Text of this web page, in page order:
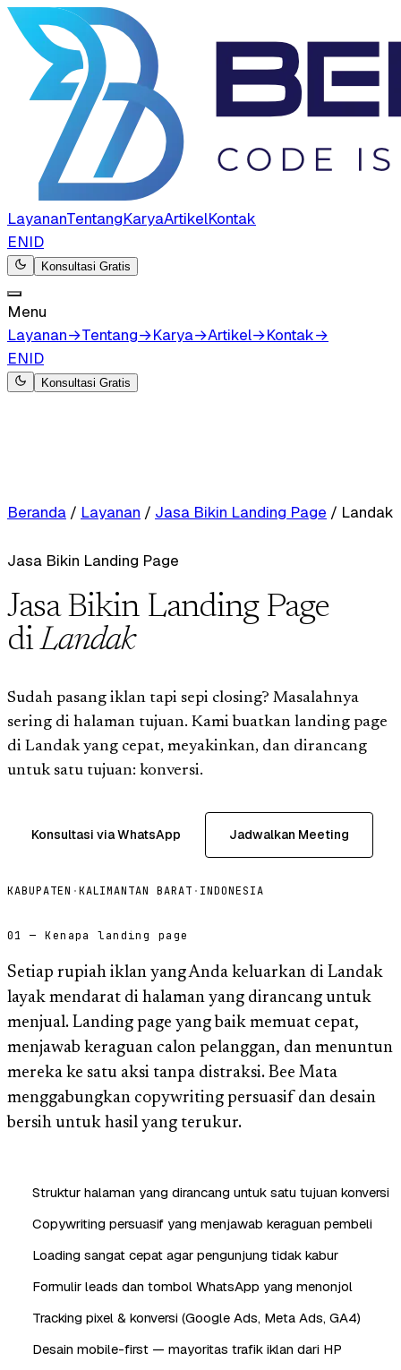
LayananTentangKaryaArtikelKontak
ENID
Konsultasi Gratis
Menu
Layanan→Tentang→Karya→Artikel→Kontak→
ENID
Konsultasi Gratis
Beranda / Layanan / Jasa Bikin Landing Page / Landak
Jasa Bikin Landing Page
Jasa Bikin Landing Page
diLandak
Sudah pasang iklan tapi sepi closing? Masalahnya
sering di halaman tujuan. Kami buatkan landing page
di Landak yang cepat, meyakinkan, dan dirancang
untuk satu tujuan: konversi.
Konsultasi via WhatsApp Jadwalkan Meeting
KABUPATEN ·KALIMANTAN BARAT · INDONESIA
01 — Kenapa landing page
Setiap rupiah iklan yang Anda keluarkan di Landak
layak mendarat di halaman yang dirancang untuk
menjual. Landing page yang baik memuat cepat,
menjawab keraguan calon pelanggan, dan menuntun
mereka ke satu aksi tanpa distraksi. Bee Mata
menggabungkan copywriting persuasif dan desain
bersih untuk hasil yang terukur.
Struktur halaman yang dirancang untuk satu tujuan konversi
Copywriting persuasif yang menjawab keraguan pembeli
Loading sangat cepat agar pengunjung tidak kabur
Formulir leads dan tombol WhatsApp yang menonjol
Tracking pixel & konversi (Google Ads, Meta Ads, GA4)
Desain mobile-first — mayoritas trafik iklan dari HP